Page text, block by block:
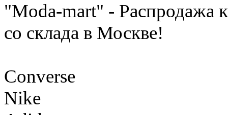
"Moda-mart" - Распродажа
со склада в Москве!
Converse
Nike